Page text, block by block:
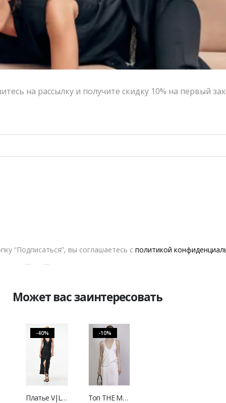
негативной энергии и завести.
Цвет:
серебристый
Размер:
One size
Страна-производитель: Россия
Бренд:ALWME
Написать в MAX
Может вас заинтересовать
-40%
Платье V|L Dual из вискозы
-10%
Топ THE MOON с глубоким декольте
на рассылку и получите скидку 10% на первый
“Подписаться”, вы соглашаетесь с политикой